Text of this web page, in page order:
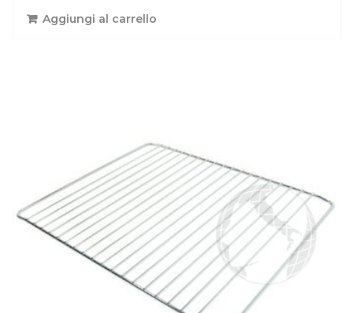
Aggiungi al carrello